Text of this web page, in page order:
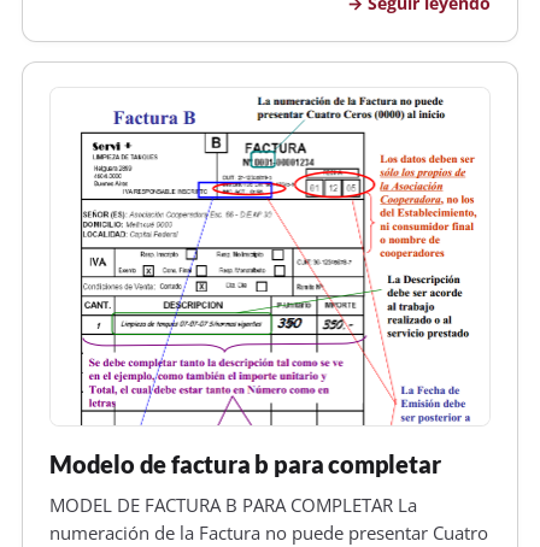
tanto en castellano como en inglés, además deunas
cuatro copias correspondie…
Modelo de factura b para completar
MODEL DE FACTURA B PARA COMPLETAR La
numeración de la Factura no puede presentar Cuatro